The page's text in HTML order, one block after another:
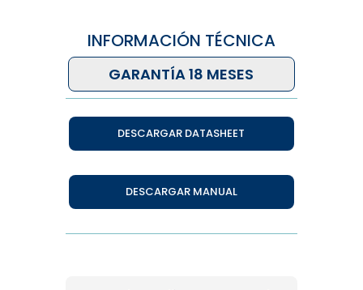
INFORMACIÓN TÉCNICA
GARANTÍA 18 MESES
DESCARGAR DATASHEET
DESCARGAR MANUAL